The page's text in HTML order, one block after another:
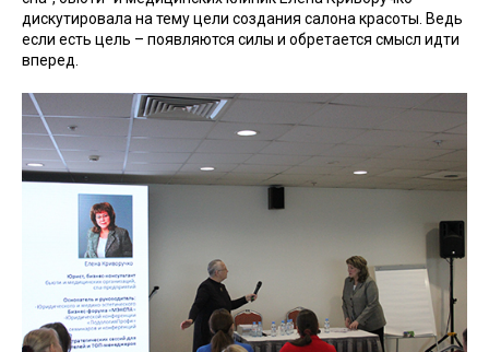
дискутировала на тему цели создания салона красоты. Ведь
если есть цель – появляются силы и обретается смысл идти
вперед.